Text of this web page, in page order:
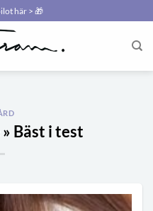
här > 🎁
Bäst i test